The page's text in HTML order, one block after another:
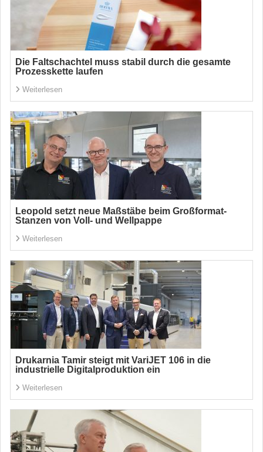
Die Faltschachtel muss stabil durch die gesamte
Prozesskette laufen
Weiterlesen
Leopold setzt neue Maßstäbe beim Großformat-
Stanzen von Voll- und Wellpappe
Weiterlesen
Drukarnia Tamir steigt mit VariJET 106 in die
industrielle Digitalproduktion ein
Weiterlesen